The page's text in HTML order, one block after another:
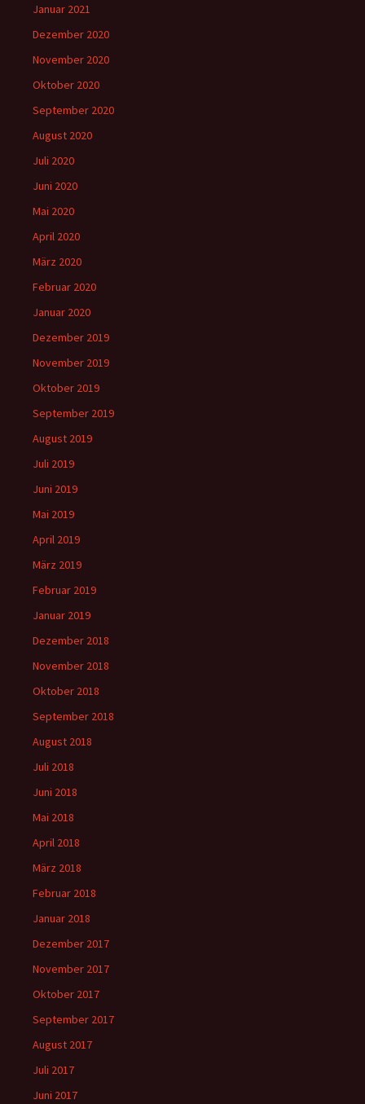
Januar 2021
Dezember 2020
November 2020
Oktober 2020
September 2020
August 2020
Juli 2020
Juni 2020
Mai 2020
April 2020
März 2020
Februar 2020
Januar 2020
Dezember 2019
November 2019
Oktober 2019
September 2019
August 2019
Juli 2019
Juni 2019
Mai 2019
April 2019
März 2019
Februar 2019
Januar 2019
Dezember 2018
November 2018
Oktober 2018
September 2018
August 2018
Juli 2018
Juni 2018
Mai 2018
April 2018
März 2018
Februar 2018
Januar 2018
Dezember 2017
November 2017
Oktober 2017
September 2017
August 2017
Juli 2017
Juni 2017